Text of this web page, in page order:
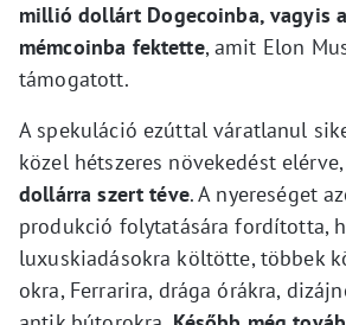
millió dollárt Dogecoinba, vagyis
mémcoinba fektette, amit Elon
támogatott.
A spekuláció ezúttal váratlanul
közel hétszeres növekedést elérve,
dollárra szert téve. A nyereséget
produkció folytatására fordította,
luxuskiadásokra költötte, többek
okra, Ferrarira, drága órákra,